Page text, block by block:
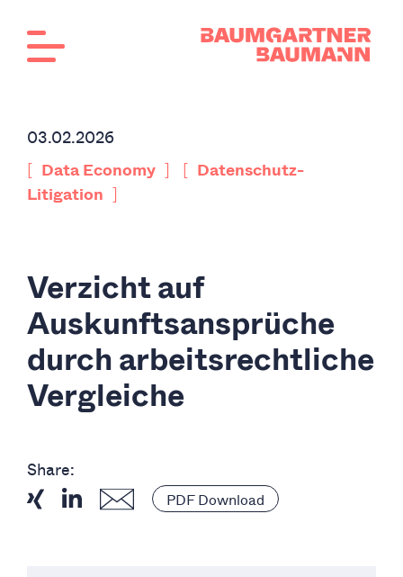
03.02.2026
[ Data Economy ] [ Datenschutz-
Litigation ]
Verzicht auf
Auskunftsansprüche
durch arbeitsrechtliche
Vergleiche
Share:
PDF Download